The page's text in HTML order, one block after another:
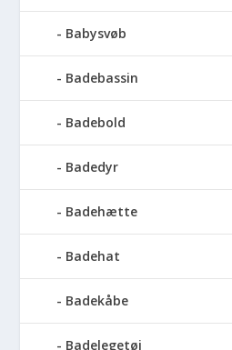
Babysvøb
Badebassin
Badebold
Badedyr
Badehætte
Badehat
Badekåbe
Badelegetøj